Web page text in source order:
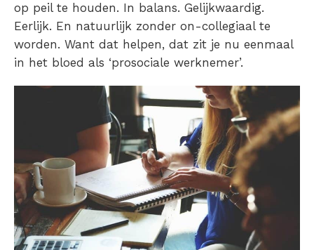
op peil te houden. In balans. Gelijkwaardig.
Eerlijk. En natuurlijk zonder on-collegiaal te
worden. Want dat helpen, dat zit je nu eenmaal
in het bloed als ‘prosociale werknemer’.